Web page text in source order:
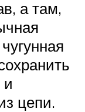
а там,
цепи.